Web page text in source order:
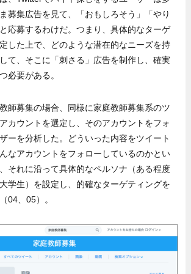
募集広告を見て、「おもしろそう」「やり
応募するわけだ。つまり、具体的なターゲ
した上で、どのような潜在的なニーズを持
て、そこに「刺さる」広告を制作し、確実
必要がある。
師募集の場合、同様に家庭教師募集系のツ
カウントを選定し、そのアカウントをフォ
ーを分析した。どういった内容をツイート
なアカウントをフォローしているのかとい
それに沿って具体的なペルソナ（ある程度
学生）を設定し、的確なターゲティングを
04、05）。